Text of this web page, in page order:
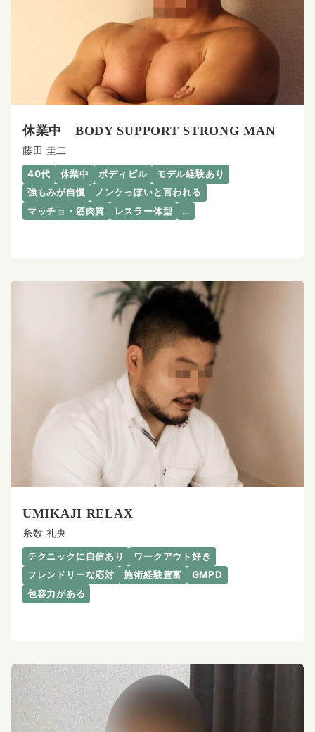
休業中 BODY SUPPORT STRONG MAN
藤田 圭二
40代 休業中 ボディビル
モデル経験あり
強もみが自慢
ノンケっぽいと言われる
マッチョ・筋肉質
レスラー体型 …
UMIKAJI RELAX
糸数 礼央
テクニックに自信あり
ワークアウト好き
フレンドリーな応対
施術経験豊富
GMPD
包容力がある